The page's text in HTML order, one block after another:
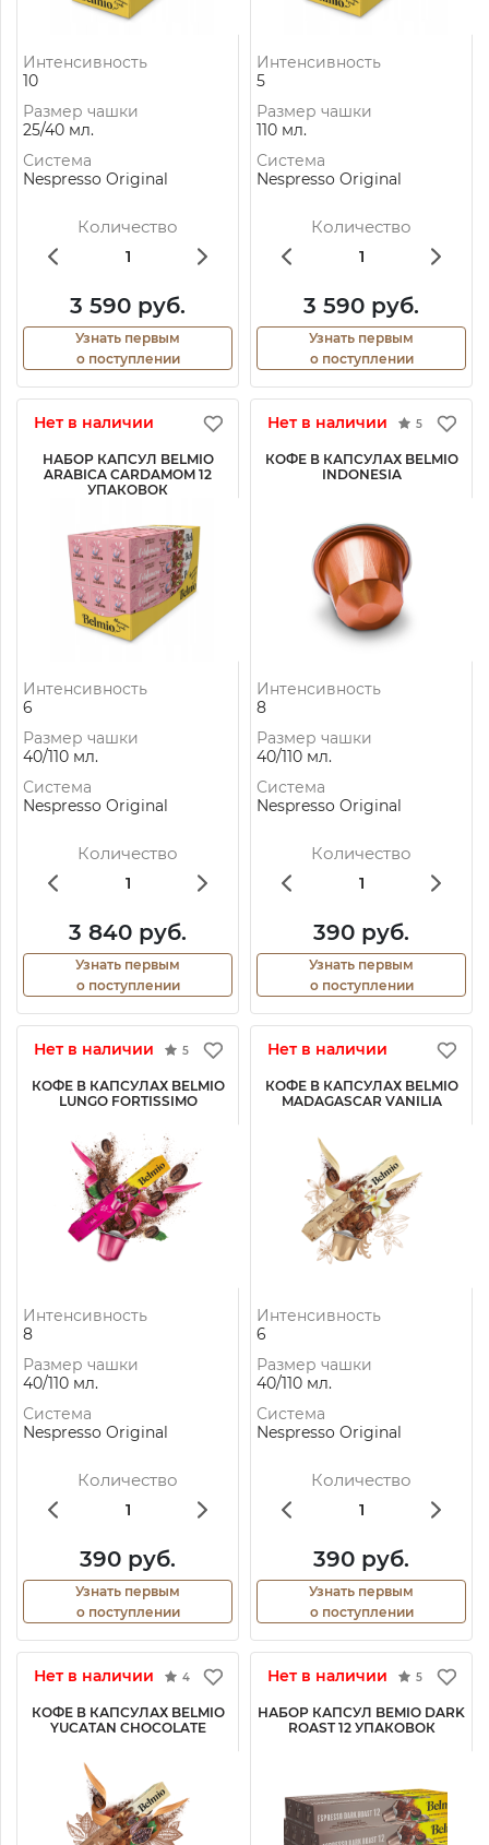
Интенсивность
10
Размер чашки
25/40 мл.
Система
Nespresso Original
Количество
3 590 руб.
Узнать первым
о поступлении
Интенсивность
5
Размер чашки
110 мл.
Система
Nespresso Original
Количество
3 590 руб.
Узнать первым
о поступлении
Нет в наличии
НАБОР КАПСУЛ BELMIO
ARABICA CARDAMOM 12
УПАКОВОК
Интенсивность
6
Размер чашки
40/110 мл.
Система
Nespresso Original
Количество
3 840 руб.
Узнать первым
о поступлении
Нет в наличии 5
КОФЕ В КАПСУЛАХ BELMIO
INDONESIA
Интенсивность
8
Размер чашки
40/110 мл.
Система
Nespresso Original
Количество
390 руб.
Узнать первым
о поступлении
Нет в наличии 5
КОФЕ В КАПСУЛАХ BELMIO
LUNGO FORTISSIMO
Интенсивность
8
Размер чашки
40/110 мл.
Система
Nespresso Original
Количество
390 руб.
Узнать первым
о поступлении
Нет в наличии
КОФЕ В КАПСУЛАХ BELMIO
MADAGASCAR VANILIA
Интенсивность
6
Размер чашки
40/110 мл.
Система
Nespresso Original
Количество
390 руб.
Узнать первым
о поступлении
Нет в наличии 4
КОФЕ В КАПСУЛАХ BELMIO
YUCATAN CHOCOLATE
Нет в наличии 5
НАБОР КАПСУЛ BEMIO DARK
ROAST 12 УПАКОВОК